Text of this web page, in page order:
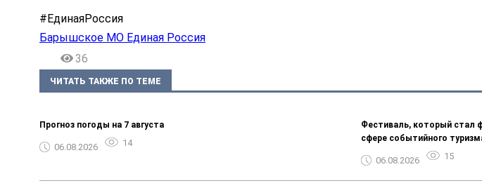
#ЕдинаяРоссия
Барышское МО Единая Россия
36
ЧИТАТЬ ТАКЖЕ ПО ТЕМЕ
Прогноз погоды на 7 августа
06.08.2026 14
Фестиваль, который стал
сфере событийного
06.08.2026 15